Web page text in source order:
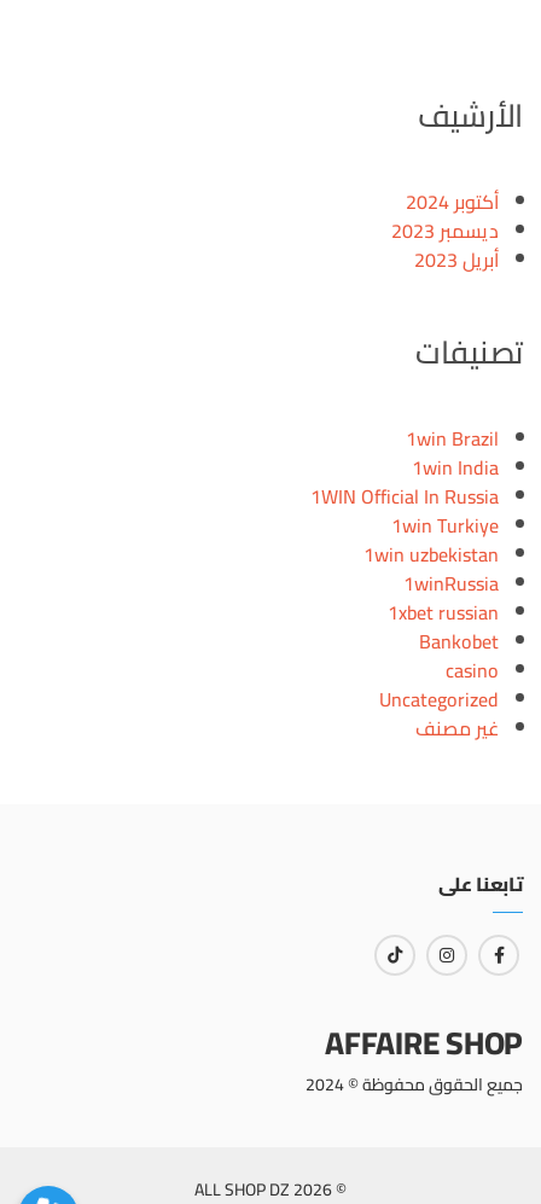
الأرشيف
أكتوبر 2024
ديسمبر 2023
أبريل 2023
تصنيفات
1win Brazil
1win India
1WIN Official In Russia
1win Turkiye
1win uzbekistan
1winRussia
1xbet russian
Bankobet
casino
Uncategorized
غير مصنف
تابعنا على
AFFAIRE SHOP
جميع الحقوق محفوظة © 2024
© 2026 ALL SHOP DZ